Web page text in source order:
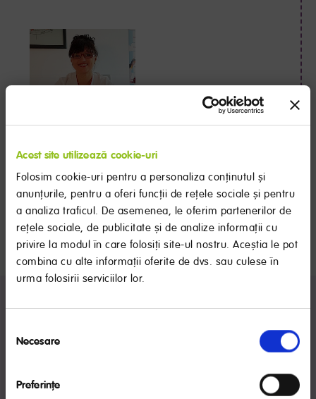
Acest site utilizează cookie-uri
Folosim cookie-uri pentru a personaliza conținutul și
anunțurile, pentru a oferi funcții de rețele sociale și pentru
a analiza traficul. De asemenea, le oferim partenerilor de
rețele sociale, de publicitate și de analize informații cu
privire la modul în care folosiți site-ul nostru. Aceștia le pot
combina cu alte informații oferite de dvs. sau culese în
urma folosirii serviciilor lor.
consimțământului
Necesare
Preferinţe
Dr. Diana Voican, Medic Medicină
Generală-Pediatrie, Nutriție și Nutriție Pediatrică
5960 vizualizări share
VEZI TOATE ARTICOLELE DIN ACEASTĂ
RECOMANDARE IMPORTANTĂ
Laptele matern este cel mai bun aliment pentru sugari,
exclusivă până la 6 luni. NUTRICIA susţine această
recomandare, precum şi continuarea alăptării în